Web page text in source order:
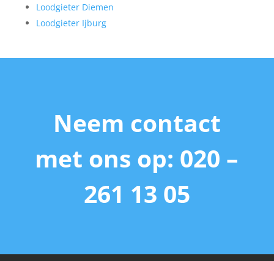
Loodgieter Diemen
Loodgieter Ijburg
Neem contact
met ons op: 020 –
261 13 05